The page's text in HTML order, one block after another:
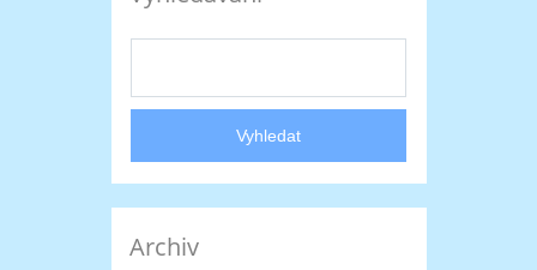
Archiv